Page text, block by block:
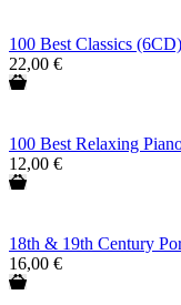
100 Best Classics (6CD)
22,00 €
100 Best Relaxing
12,00 €
18th & 19th Century
16,00 €